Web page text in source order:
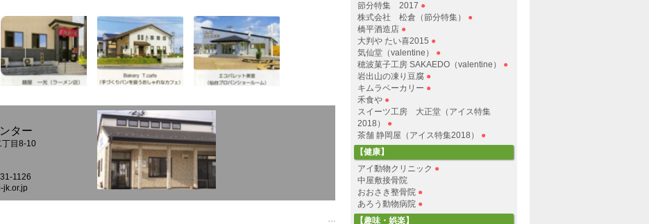
節分特集 2017 ●
株式会社 松倉（節分特集）
●
橋平酒造店 ●
大判や たい喜2015 ●
気仙堂（valentine）
●
穂波菓子工房 SAKAEDO（valentine）
●
岩出山の凍り豆腐 ●
キムラベーカリー ●
禾食や ●
スイーツ工房 大正堂（アイス特集
2018）
●
茶舗 静岡屋（アイス特集2018）
●
【健康】
アイ動物クリニック ●
中屋敷接骨院
おおさき整骨院 ●
あろう動物病院 ●
【趣味・娯楽】